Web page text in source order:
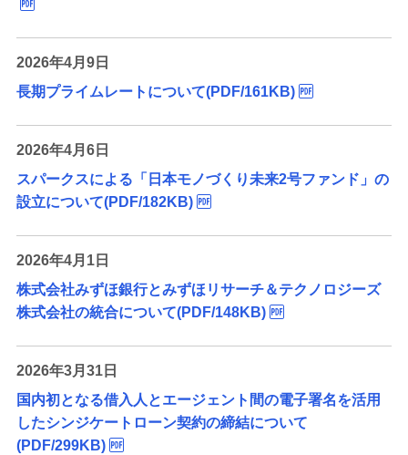
2026年4月9日
長期プライムレートについて(PDF/161KB)
2026年4月6日
スパークスによる「日本モノづくり未来2号ファンド」の
設立について(PDF/182KB)
2026年4月1日
株式会社みずほ銀行とみずほリサーチ＆テクノロジーズ
株式会社の統合について(PDF/148KB)
2026年3月31日
国内初となる借入人とエージェント間の電子署名を活用
したシンジケートローン契約の締結について
(PDF/299KB)